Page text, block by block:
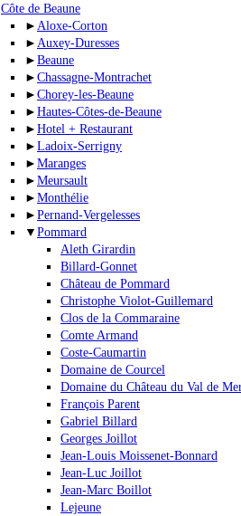
Côte de Beaune
► Aloxe-Corton
► Auxey-Duresses
► Beaune
► Chassagne-Montrachet
► Chorey-les-Beaune
► Hautes-Côtes-de-Beaune
► Hotel + Restaurant
► Ladoix-Serrigny
► Maranges
► Meursault
► Monthélie
► Pernand-Vergelesses
▼ Pommard
Aleth Girardin
Billard-Gonnet
Château de Pommard
Christophe Violot-Guillemard
Clos de la Commaraine
Comte Armand
Coste-Caumartin
Domaine de Courcel
Domaine du Château du Val de
François Parent
Gabriel Billard
Georges Joillot
Jean-Louis Moissenet-Bonnard
Jean-Luc Joillot
Jean-Marc Boillot
Lejeune